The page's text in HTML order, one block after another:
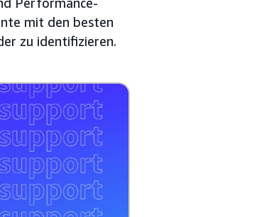
mit den besten
zu identifizieren.